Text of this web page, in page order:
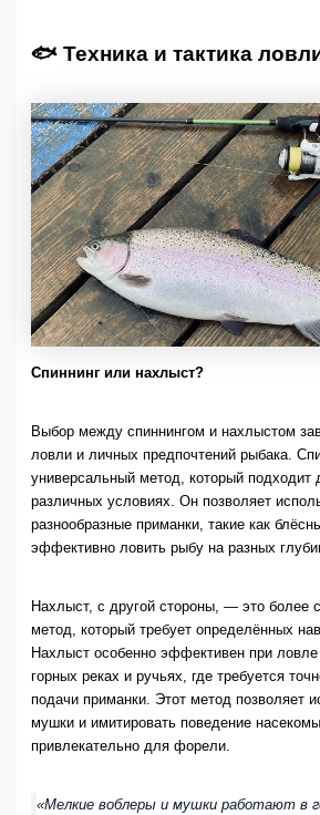
🐟 Техника и тактика
Спиннинг или нахлыст?
Выбор между спиннингом и нахлыстом
ловли и личных предпочтений рыбака.
универсальный метод, который
различных условиях. Он позволяет
разнообразные приманки, такие как
эффективно ловить рыбу на разных
Нахлыст, с другой стороны, — это более
метод, который требует определённых
Нахлыст особенно эффективен при
горных реках и ручьях, где требуется
подачи приманки. Этот метод позволяет
мушки и имитировать поведение
привлекательно для форели.
«Мелкие воблеры и мушки работают в